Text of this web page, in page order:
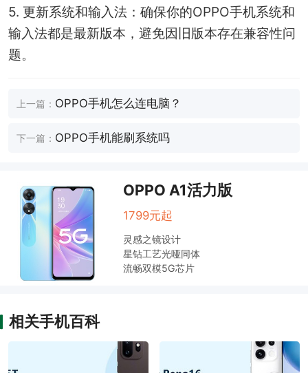
5. 更新系统和输入法：确保你的OPPO手机系统和
输入法都是最新版本，避免因旧版本存在兼容性问
题。
上一篇： OPPO手机怎么连电脑？
下一篇： OPPO手机能刷系统吗
OPPO A1活力版
1799元起
灵感之镜设计
星钻工艺光哑同体
流畅双模5G芯片
相关手机百科